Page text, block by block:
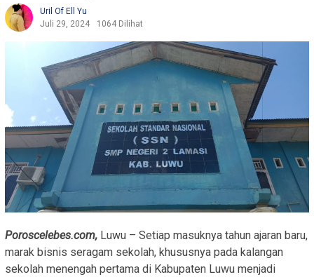
Uril Of Ell Yu
Juli 29, 2024
1064 Dilihat
Poroscelebes.com, Luwu – Setiap masuknya tahun ajaran baru,
marak bisnis seragam sekolah, khususnya pada kalangan
sekolah menengah pertama di Kabupaten Luwu menjadi